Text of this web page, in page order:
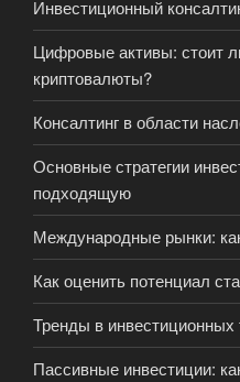
Инвестиционный
Цифровые активы: стоит
криптовалюты?
Консалтинг в области
Основные стратегии
подходящую
Международные рынки:
Как оценить потенциал
Тренды в инвестиционных
Пассивные инвестиции: